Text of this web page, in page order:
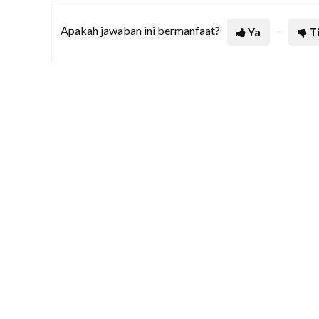
Apakah jawaban ini bermanfaat? Ya